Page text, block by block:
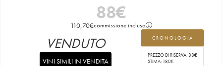
88€
110,70€commissione inclusa
CRONOLOGIA
PREZZO DI RISERVA:88€
STIMA: 180€
VENDUTO
VINI SIMILI IN VENDITA